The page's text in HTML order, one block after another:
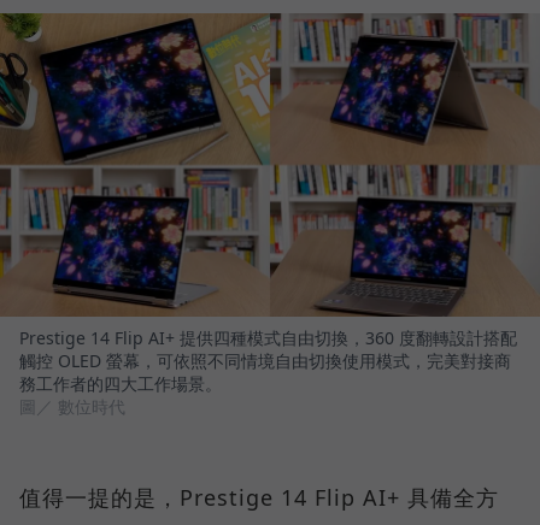
Prestige 14 Flip AI+ 提供四種模式自由切換，360 度翻轉設計搭配
觸控 OLED 螢幕，可依照不同情境自由切換使用模式，完美對接商
務工作者的四大工作場景。
圖／ 數位時代
值得一提的是，Prestige 14 Flip AI+ 具備全方